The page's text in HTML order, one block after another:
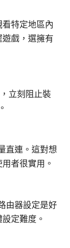
特定地區內
戲，選擁有
立刻阻止裝
直連。這對想
者很實用。
由器設定是好
定難度。